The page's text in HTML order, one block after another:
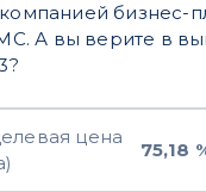
бизнес-
А вы верите в
цена
75,18